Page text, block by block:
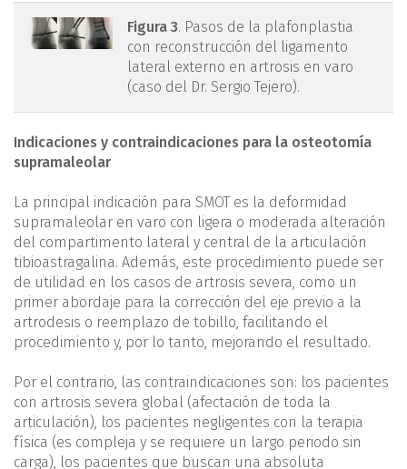
figura3.png
Figura 3. Pasos de la plafonplastia
con reconstrucción del ligamento
lateral externo en artrosis en varo
(caso del Dr. Sergio Tejero).
Indicaciones y contraindicaciones para la osteotomía
supramaleolar
La principal indicación para SMOT es la deformidad
supramaleolar en varo con ligera o moderada alteración
del compartimento lateral y central de la articulación
tibioastragalina. Además, este procedimiento puede ser
de utilidad en los casos de artrosis severa, como un
primer abordaje para la corrección del eje previo a la
artrodesis o reem­plazo de tobillo, facilitando el
procedimiento y, por lo tanto, mejorando el resultado.
Por el contrario, las contraindicaciones son: los pacientes
con artrosis severa global (afectación de toda la
articulación), los pacientes negligentes con la terapia
física (es compleja y se requiere un largo periodo sin
carga), los pacientes que buscan una absoluta